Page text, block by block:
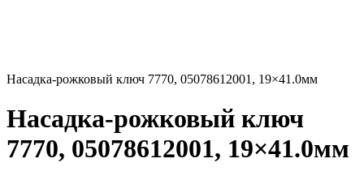
Насадка-рожковый ключ 7770, 05078612001, 19×41.0мм
Насадка-рожковый ключ
7770, 05078612001, 19×41.0мм